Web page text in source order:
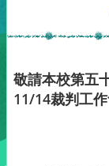
敬請本校第五
11/14裁判工